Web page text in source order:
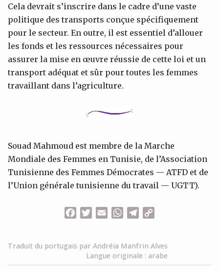
Cela devrait s’inscrire dans le cadre d’une vaste
politique des transports conçue spécifiquement
pour le secteur. En outre, il est essentiel d’allouer
les fonds et les ressources nécessaires pour
assurer la mise en œuvre réussie de cette loi et un
transport adéquat et sûr pour toutes les femmes
travaillant dans l’agriculture.
Souad Mahmoud est membre de la Marche
Mondiale des Femmes en Tunisie, de l’Association
Tunisienne des Femmes Démocrates — ATFD et de
l’Union générale tunisienne du travail — UGTT).
FacebookTwitterEmailWhatsApp
Telegram
Traduit du portugais par Andréia Manfrin Alves
Langue originale : arabe